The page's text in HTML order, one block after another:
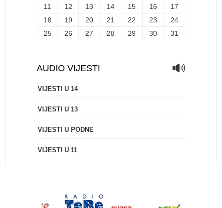
11
12 13 14 15 16
17
18
19 20 21 22 23
24
25
26 27 28 29 30 31
AUDIO VIJESTI
VIJESTI U 14
VIJESTI U 13
VIJESTI U PODNE
VIJESTI U 11